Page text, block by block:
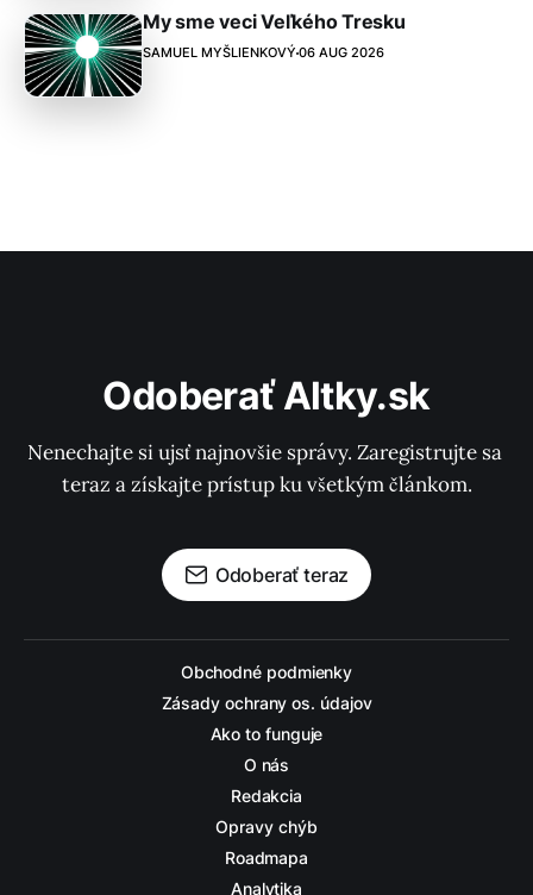
My sme veci Veľkého Tresku
SAMUEL MYŠLIENKOVÝ 06 AUG 2026
Odoberať Altky.sk
Nenechajte si ujsť najnovšie správy. Zaregistrujte sa
teraz a získajte prístup ku všetkým článkom.
Odoberať teraz
Obchodné podmienky
Zásady ochrany os. údajov
Ako to funguje
O nás
Redakcia
Opravy chýb
Roadmapa
Analytika